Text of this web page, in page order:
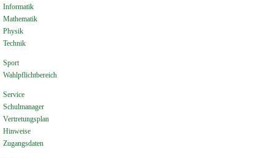
Informatik
Mathematik
Physik
Technik
Sport
Wahlpflichtbereich
Service
Schulmanager
Vertretungsplan
Hinweise
Zugangsdaten